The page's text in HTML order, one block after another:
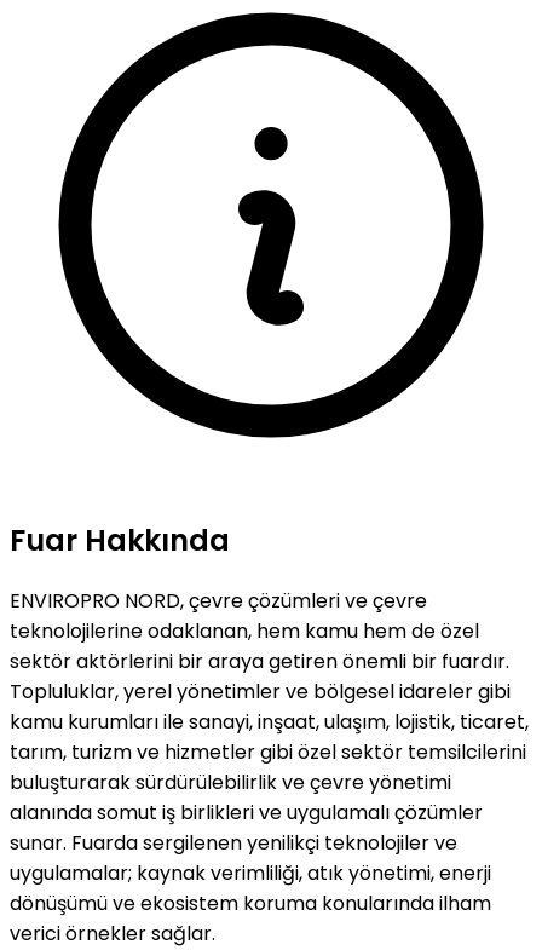
Fuar Hakkında
ENVIROPRO NORD, çevre çözümleri ve çevre
teknolojilerine odaklanan, hem kamu hem de özel
sektör aktörlerini bir araya getiren önemli bir fuardır.
Topluluklar, yerel yönetimler ve bölgesel idareler gibi
kamu kurumları ile sanayi, inşaat, ulaşım, lojistik, ticaret,
tarım, turizm ve hizmetler gibi özel sektör temsilcilerini
buluşturarak sürdürülebilirlik ve çevre yönetimi
alanında somut iş birlikleri ve uygulamalı çözümler
sunar. Fuarda sergilenen yenilikçi teknolojiler ve
uygulamalar; kaynak verimliliği, atık yönetimi, enerji
dönüşümü ve ekosistem koruma konularında ilham
verici örnekler sağlar.